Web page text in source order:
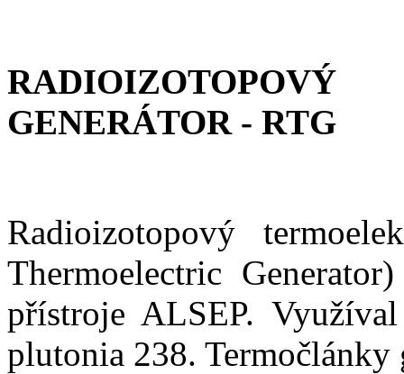
GENERÁTOR - RTG
Radioizotopový
Thermoelectric Generator)
přístroje ALSEP.
plutonia 238.